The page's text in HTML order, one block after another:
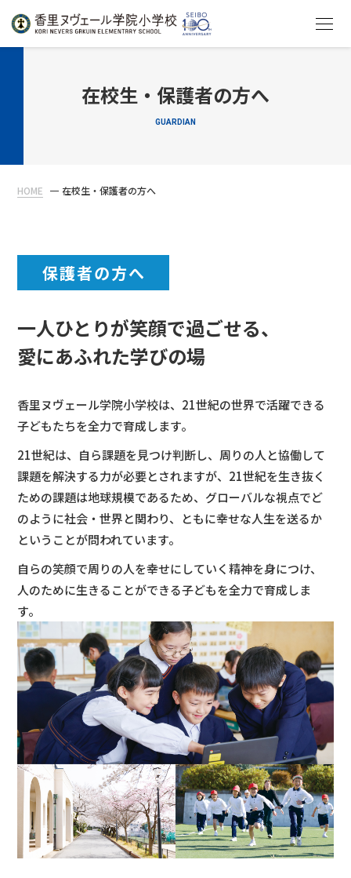
アクセス
よくあるご質問
在校生・保護者の方へ
在校生・保護者の方へ
GUARDIAN
HOME 在校生・保護者の方へ
保護者の方へ
一人ひとりが笑顔で過ごせる、
愛にあふれた学びの場
香里ヌヴェール学院小学校は、21世紀の世界で活躍できる
子どもたちを全力で育成します。
21世紀は、自ら課題を見つけ判断し、周りの人と協働して
課題を解決する力が必要とされますが、21世紀を生き抜く
ための課題は地球規模であるため、グローバルな視点でど
のように社会・世界と関わり、ともに幸せな人生を送るか
ということが問われています。
自らの笑顔で周りの人を幸せにしていく精神を身につけ、
人のために生きることができる子どもを全力で育成しま
す。